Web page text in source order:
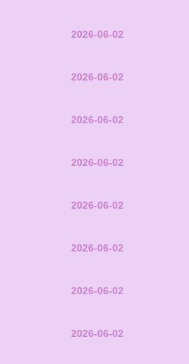
2026-06-02
2026-06-02
2026-06-02
2026-06-02
2026-06-02
2026-06-02
2026-06-02
2026-06-02